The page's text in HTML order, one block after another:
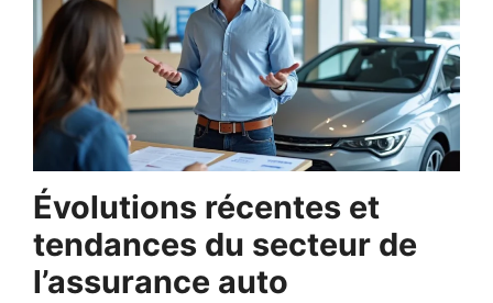
Évolutions récentes et
tendances du secteur de
l’assurance auto